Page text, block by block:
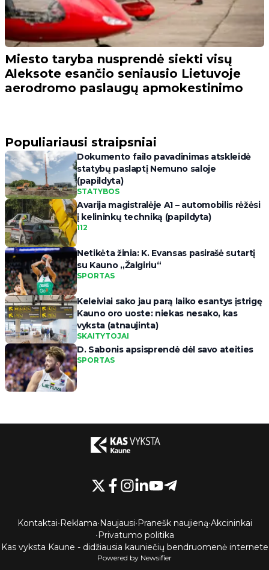
Miesto taryba nusprendė siekti visų
Aleksote esančio seniausio Lietuvoje
aerodromo paslaugų apmokestinimo
Populiariausi straipsniai
Dokumento failo pavadinimas atskleidė
statybų paslaptį Nemuno saloje
(papildyta)
STATYBOS
Avarija magistralėje A1 – automobilis rėžėsi
į kelininkų techniką (papildyta)
112
Netikėta žinia: K. Evansas pasirašė sutartį
su Kauno „Žalgiriu“
SPORTAS
Keleiviai sako jau parą laiko esantys įstrigę
Kauno oro uoste: niekas nesako, kas
vyksta (atnaujinta)
SKAITYTOJAI
D. Sabonis apsisprendė dėl savo ateities
SPORTAS
Kontaktai•Reklama•Naujausi•Pranešk naujieną•Akcininkai
•Privatumo politika
Kas vyksta Kaune - didžiausia kauniečių bendruomenė internete
Powered by Newsifier